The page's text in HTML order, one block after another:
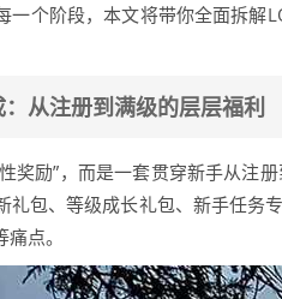
一个阶段，本文将带你全面拆解
从注册到满级的层层福利
奖励”，而是一套贯穿新手从注
礼包、等级成长礼包、新手任务
点。